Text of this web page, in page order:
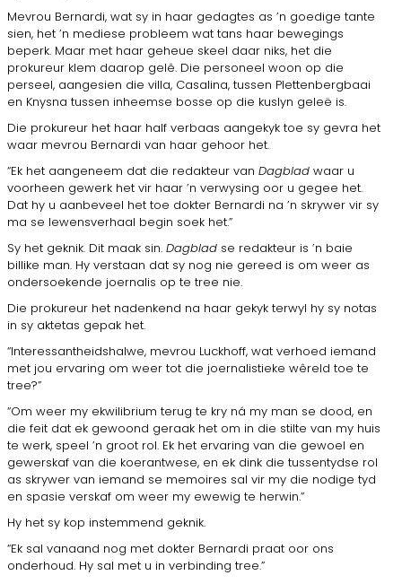
Mevrou Bernardi, wat sy in haar gedagtes as ’n goedige tante
sien, het ’n mediese probleem wat tans haar bewegings
beperk. Maar met haar geheue skeel daar niks, het die
prokureur klem daarop gelê. Die personeel woon op die
perseel, aangesien die villa, Casalina, tussen Plettenbergbaai
en Knysna tussen inheemse bosse op die kuslyn geleë is.
Die prokureur het haar half verbaas aangekyk toe sy gevra het
waar mevrou Bernardi van haar gehoor het.
“Ek het aangeneem dat die redakteur van Dagblad waar u
voorheen gewerk het vir haar ’n verwysing oor u gegee het.
Dat hy u aanbeveel het toe dokter Bernardi na ’n skrywer vir sy
ma se lewensverhaal begin soek het.”
Sy het geknik. Dit maak sin. Dagblad se redakteur is ’n baie
billike man. Hy verstaan dat sy nog nie gereed is om weer as
ondersoekende joernalis op te tree nie.
Die prokureur het nadenkend na haar gekyk terwyl hy sy notas
in sy aktetas gepak het.
“Interessantheidshalwe, mevrou Luckhoff, wat verhoed iemand
met jou ervaring om weer tot die joernalistieke wêreld toe te
tree?”
“Om weer my ekwilibrium terug te kry ná my man se dood, en
die feit dat ek gewoond geraak het om in die stilte van my huis
te werk, speel ’n groot rol. Ek het ervaring van die gewoel en
gewerskaf van die koerantwese, en ek dink die tussentydse rol
as skrywer van iemand se memoires sal vir my die nodige tyd
en spasie verskaf om weer my ewewig te herwin.”
Hy het sy kop instemmend geknik.
“Ek sal vanaand nog met dokter Bernardi praat oor ons
onderhoud. Hy sal met u in verbinding tree.”